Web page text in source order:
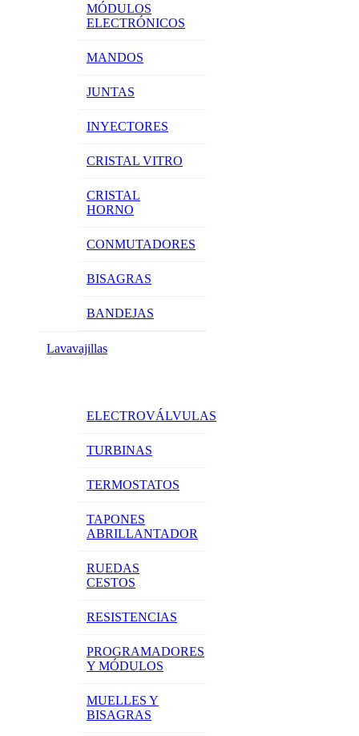
MÓDULOS
ELECTRÓNICOS
MANDOS
JUNTAS
INYECTORES
CRISTAL VITRO
CRISTAL
HORNO
CONMUTADORES
BISAGRAS
BANDEJAS
Lavavajillas
ELECTROVÁLVULAS
TURBINAS
TERMOSTATOS
TAPONES
ABRILLANTADOR
RUEDAS
CESTOS
RESISTENCIAS
PROGRAMADORES
Y MÓDULOS
MUELLES Y
BISAGRAS